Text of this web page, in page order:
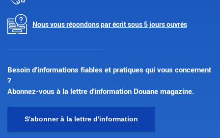
Nous vous répondons par écrit sous 5 jours ouvrés
Besoin d’informations fiables et pratiques qui vous concernent
?
Abonnez-vous à la lettre d'information Douane magazine.
S'abonner à la lettre d'information